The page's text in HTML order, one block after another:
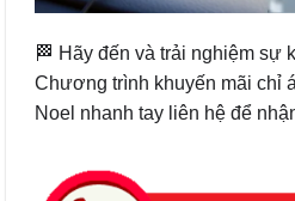
🏁 Hãy đến và trải nghiệm sự
Chương trình khuyến mãi chỉ
Noel nhanh tay liên hệ để